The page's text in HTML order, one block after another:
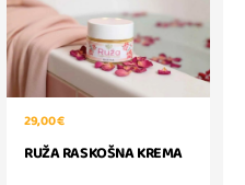
29,00 €
RUŽA RASKOŠNA KREMA